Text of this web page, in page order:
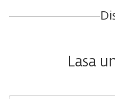
Lasa